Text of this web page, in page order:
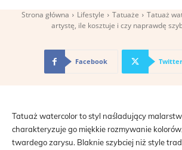
Strona główna Lifestyle Tatuaże
Tatuaż
artystę, ile kosztuje i czy naprawdę
Facebook Twitter
Tatuaż watercolor to styl naśladujący
charakteryzuje go miękkie rozmywanie
twardego zarysu. Blaknie szybciej niż style